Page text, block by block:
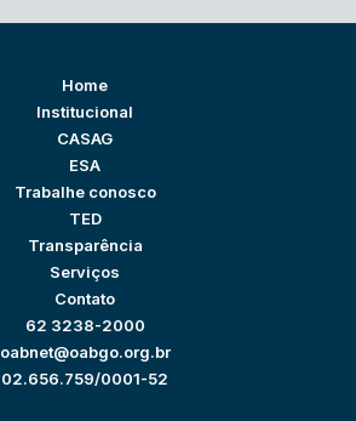
Home
Institucional
CASAG
ESA
Trabalhe conosco
TED
Transparência
Serviços
Contato
62 3238-2000
oabnet@oabgo.org.br
02.656.759/0001-52